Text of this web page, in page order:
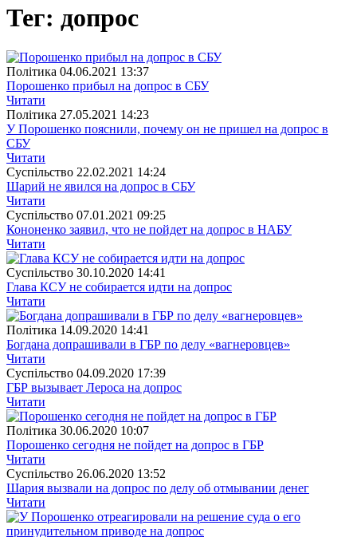
Тег: допрос
Полiтика 04.06.2021 13:37
Порошенко прибыл на допрос в СБУ
Читати
Полiтика 27.05.2021 14:23
У Порошенко пояснили, почему он не пришел на допрос в
СБУ
Читати
Суспiльство 22.02.2021 14:24
Шарий не явился на допрос в СБУ
Читати
Суспiльство 07.01.2021 09:25
Кононенко заявил, что не пойдет на допрос в НАБУ
Читати
Суспiльство 30.10.2020 14:41
Глава КСУ не собирается идти на допрос
Читати
Полiтика 14.09.2020 14:41
Богдана допрашивали в ГБР по делу «вагнеровцев»
Читати
Суспiльство 04.09.2020 17:39
ГБР вызывает Лероса на допрос
Читати
Полiтика 30.06.2020 10:07
Порошенко сегодня не пойдет на допрос в ГБР
Читати
Суспiльство 26.06.2020 13:52
Шария вызвали на допрос по делу об отмывании денег
Читати